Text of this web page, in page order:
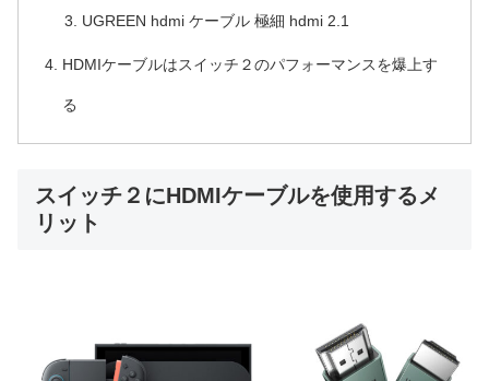
UGREEN hdmi ケーブル 極細 hdmi 2.1
HDMIケーブルはスイッチ２のパフォーマンスを爆上す
る
スイッチ２にHDMIケーブルを使用するメ
リット